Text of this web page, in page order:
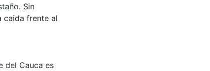
Sin
caida frente al
del Cauca es